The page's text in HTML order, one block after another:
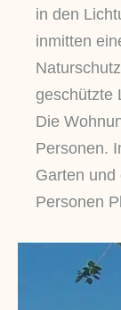
in den
inmitten
geschützte
Die
Personen.
Garten und
Personen